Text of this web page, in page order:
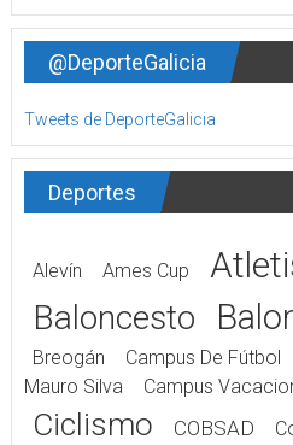
@DeporteGalicia
Tweets de DeporteGalicia
Deportes
Alevín Ames Cup
Baloncesto
Breogán
Campus De Fútbol
Mauro Silva
Campus
Ciclismo COBSAD